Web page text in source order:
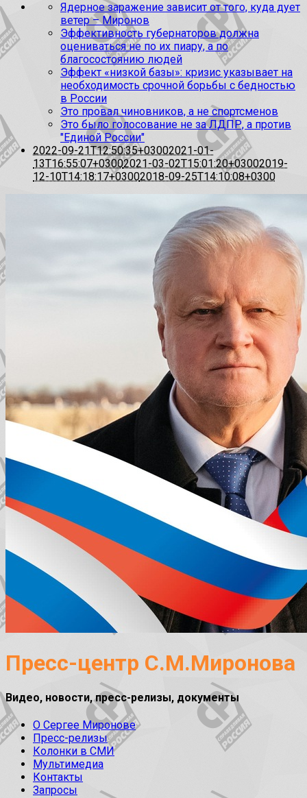
Ядерное заражение зависит от того, куда дует
ветер – Миронов
Эффективность губернаторов должна
оцениваться не по их пиару, а по
благосостоянию людей
Эффект «низкой базы»: кризис указывает на
необходимость срочной борьбы с бедностью
в России
Это провал чиновников, а не спортсменов
Это было голосование не за ЛДПР, а против
"Единой России"
2022-09-21T12:50:35+03002021-01-
13T16:55:07+03002021-03-02T15:01:20+03002019-
12-10T14:18:17+03002018-09-25T14:10:08+0300
Пресс-центр С.М.Миронова
Видео, новости, пресс-релизы, документы
О Сергее Миронове
Пресс-релизы
Колонки в СМИ
Мультимедиа
Контакты
Запросы